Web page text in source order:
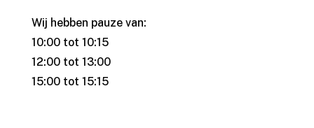
Wij hebben pauze van:
10:00 tot 10:15
12:00 tot 13:00
15:00 tot 15:15